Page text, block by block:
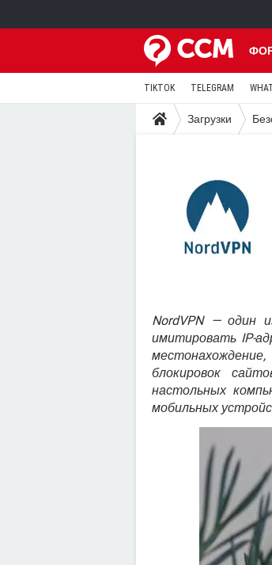
TIKTOK TELEGRAM
Загрузки
NordVPN — один
имитировать IP-
блокировок
настольных
мобильных